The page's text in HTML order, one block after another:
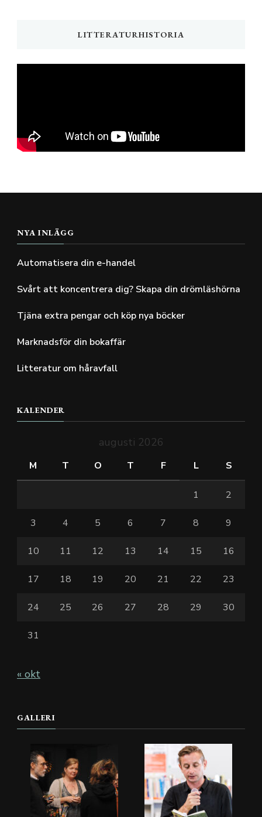
LITTERATURHISTORIA
NYA INLÄGG
Automatisera din e-handel
Svårt att koncentrera dig? Skapa din drömläshörna
Tjäna extra pengar och köp nya böcker
Marknadsför din bokaffär
Litteratur om håravfall
KALENDER
augusti 2026
M T O T F L S
1 2
3 4 5 6 7 8 9
10 11 12 13 14 15 16
17 18 19 20 21 22 23
24 25 26 27 28 29 30
31
« okt
GALLERI